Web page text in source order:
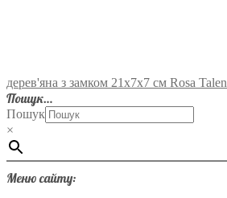
дерев'яна з замком 21х7х7 см Rosa
Пошук…
Пошук
×
Меню сайту: